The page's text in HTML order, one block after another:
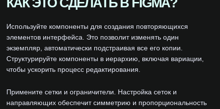
КАК ЭТО СДЕЛАТЬ В FIGMA?
Используйте компоненты для создания повторяющихся
элементов интерфейса. Это позволит изменять один
экземпляр, автоматически подстраивая все его копии.
Структурируйте компоненты в иерархию, включая вариации,
чтобы ускорить процесс редактирования.
Примените сетки и ограничители. Настройка сеток и
направляющих обеспечит симметрию и пропорциональность